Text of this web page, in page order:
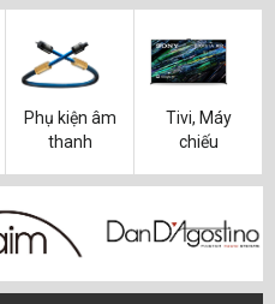
Phụ kiện âm
thanh
Tivi, Máy
chiếu